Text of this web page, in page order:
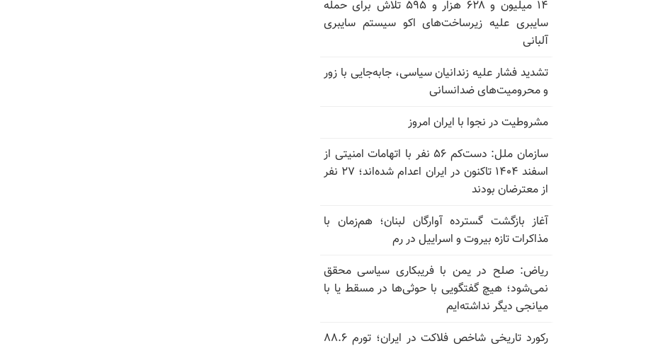
۱۴ میلیون و ۶۲۸ هزار و ۵۹۵ تلاش برای حمله
سایبری علیه زیرساخت‌های اکو سیستم سایبری
آلبانی
تشدید فشار علیه زندانیان سیاسی، جابه‌جایی با زور
و محرومیت‌های ضدانسانی
مشروطیت در نجوا با ایران امروز
سازمان ملل: دست‌کم ۵۶ نفر با اتهامات امنیتی از
اسفند ۱۴۰۴ تاکنون در ایران اعدام شده‌اند؛ ۲۷ نفر
از معترضان بودند
آغاز بازگشت گسترده آوارگان لبنان؛ هم‌زمان با
مذاکرات تازه بیروت و اسراییل در رم
ریاض: صلح در یمن با فریبکاری سیاسی محقق
نمی‌شود؛ هیچ گفتگویی با حوثی‌ها در مسقط یا با
میانجی دیگر نداشته‌ایم
رکورد تاریخی شاخص فلاکت در ایران؛ تورم ۸۸.۶